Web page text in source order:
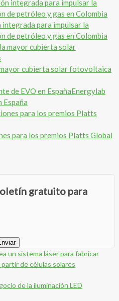
integrada para impulsar la
de petróleo y gas en Colombia
cubierta solar fotovoltaica
Energylab
España
para los premios Platts Global
gratuito para
un sistema láser para fabricar
de células solares
de la iluminación LED